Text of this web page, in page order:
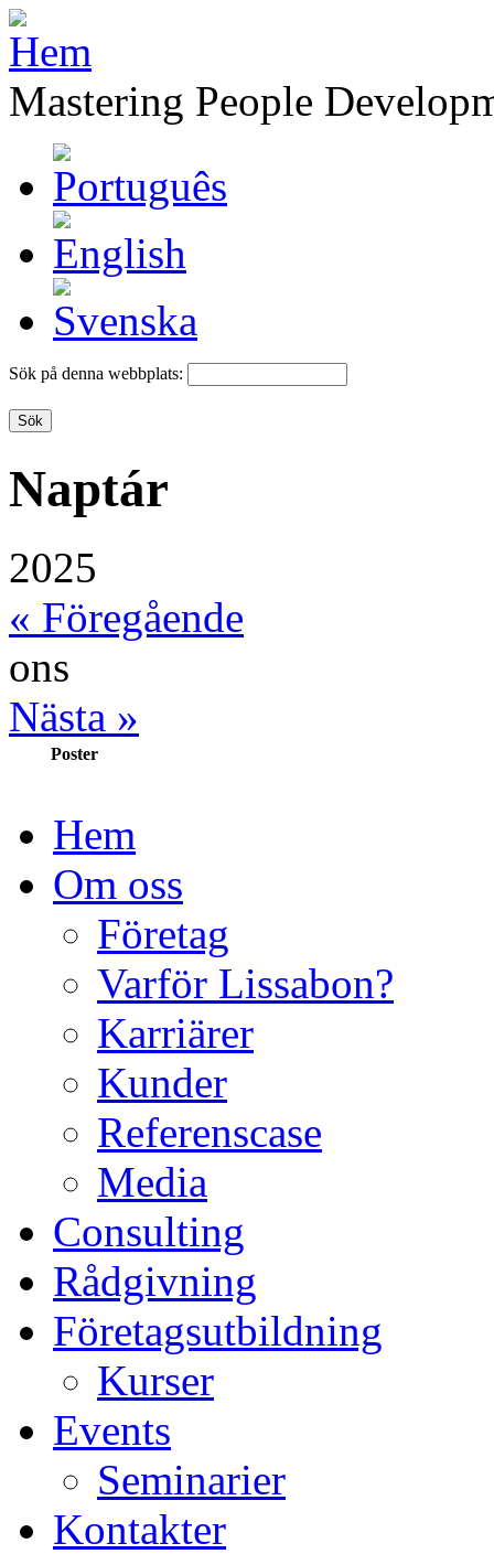
Mastering People
Sök på denna webbplats:
Naptár
2025
« Föregående
ons
Nästa »
Poster
Hem
Om oss
Företag
Varför Lissabon?
Karriärer
Kunder
Referenscase
Media
Consulting
Rådgivning
Företagsutbildning
Kurser
Events
Seminarier
Kontakter